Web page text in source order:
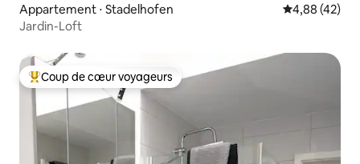
Appartement ⋅ Stadelhofen Évaluation
4,88 (42)
Jardin-Loft
Coups de cœur voyageurs les plus appréciés
Coup de cœur voyageurs